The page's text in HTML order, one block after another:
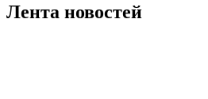
Лента новостей